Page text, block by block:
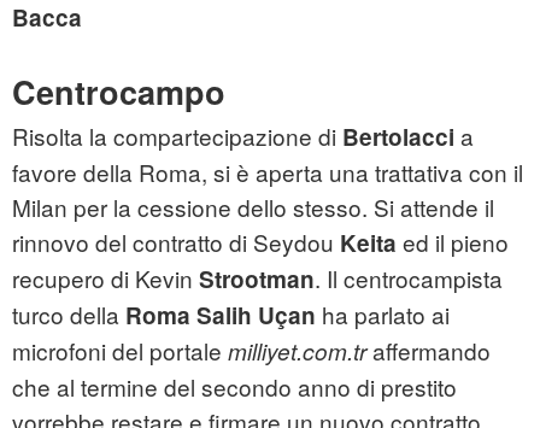
Bacca
Centrocampo
Risolta la compartecipazione di Bertolacci a
favore della Roma, si è aperta una trattativa con il
Milan per la cessione dello stesso. Si attende il
rinnovo del contratto di Seydou Keita ed il pieno
recupero di Kevin Strootman. Il centrocampista
turco della Roma Salih Uçan ha parlato ai
microfoni del portale milliyet.com.traffermando
che al termine del secondo anno di prestito